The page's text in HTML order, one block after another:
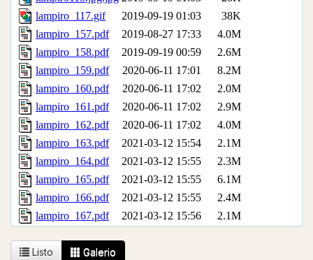
Listo Galerio